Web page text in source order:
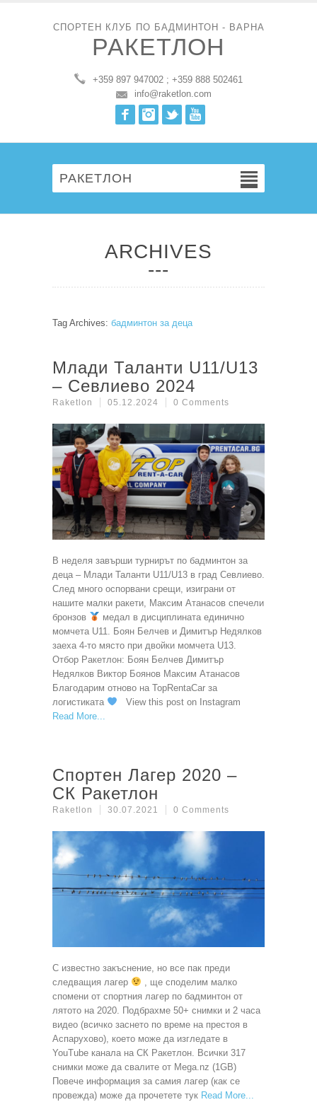
СПОРТЕН КЛУБ ПО БАДМИНТОН - ВАРНА
РАКЕТЛОН
+359 897 947002 ; +359 888 502461
info@raketlon.com
FacebookInstagram
Twitter
РАКЕТЛОН
ARCHIVES
Tag Archives: бадминтон за деца
Млади Таланти U11/U13
– Севлиево 2024
Raketlon 05.12.2024 0 Comments
В неделя завърши турнирът по бадминтон за
деца – Млади Таланти U11/U13 в град Севлиево.
След много оспорвани срещи, изиграни от
нашите малки ракети, Максим Атанасов спечели
бронзов
медал в дисциплината единично
момчета U11. Боян Белчев и Димитър Недялков
заеха 4-то място при двойки момчета U13.
Отбор Ракетлон: Боян Белчев Димитър
Недялков Виктор Боянов Максим Атанасов
Благодарим отново на TopRentaCar за
логистиката
View this post on Instagram
Read More
Спортен Лагер 2020 –
СК Ракетлон
Raketlon 30.07.2021 0 Comments
С известно закъснение, но все пак преди
следващия лагер
, ще споделим малко
спомени от спортния лагер по бадминтон от
лятото на 2020. Подбрахме 50+ снимки и 2 часа
видео (всичко заснето по време на престоя в
Аспарухово), което може да изгледате в
YouTube канала на СК Ракетлон. Всички 317
снимки може да свалите от Mega.nz (1GB)
Повече информация за самия лагер (как се
провежда) може да прочетете тук Read More